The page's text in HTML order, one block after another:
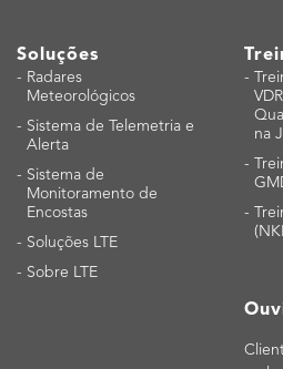
Soluções
- Radares
Meteorológicos
- Sistema de Telemetria e
Alerta
- Sistema de
Monitoramento de
Encostas
- Soluções LTE
- Sobre LTE
-
na
-
-